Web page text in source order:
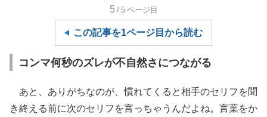
5 /5 ページ目
この記事を1ページ目から読む
コンマ何秒のズレが不自然さにつながる
あと、ありがちなのが、慣れてくると相手のセリフを聞
き終える前に次のセリフを言っちゃうんだよね。言葉をか